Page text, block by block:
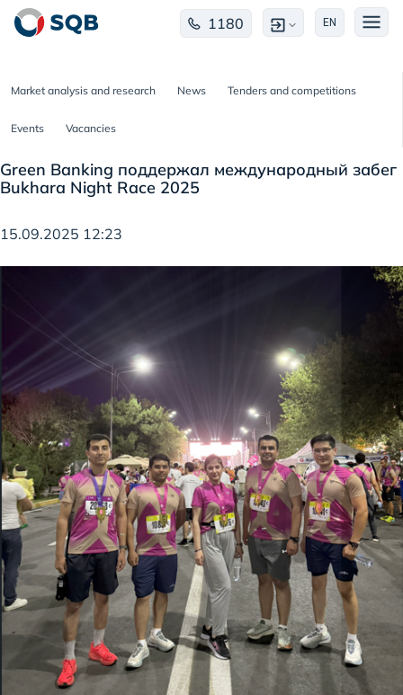
1180 EN
Market analysis and research News Tenders and competitions
Events Vacancies
Green Banking поддержал международный забег
Bukhara Night Race 2025
15.09.2025 12:23